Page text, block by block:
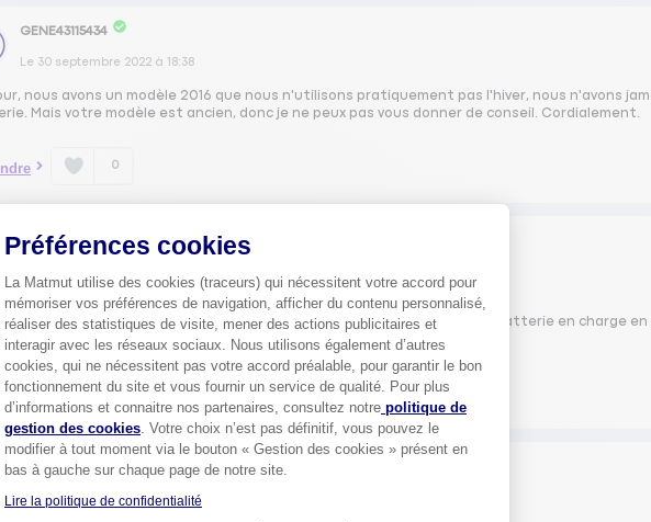
GENE43115434
Le 30 septembre 2022 à 18:38
nous avons un modèle 2016 que nous n'utilisons pratiquement pas l'hiver, nous n'avons
Mais votre modèle est ancien, donc je ne peux pas vous donner de conseil. Cordialement.
0
LIEB64645221
que de couper la batterie il est préférable à mon sens de maintenir la batterie en charge en
pour quelques dizaines d euros
0
CBOU63131516
Le30 septembre 2022à18:35
Préférences cookies
La Matmut utilise des cookies (traceurs) qui nécessitent votre accord pour
mémoriser vos préférences de navigation, afficher du contenu personnalisé,
réaliser des statistiques de visite, mener des actions publicitaires et
interagir avec les réseaux sociaux. Nous utilisons également d’autres
cookies, qui ne nécessitent pas votre accord préalable, pour garantir le bon
fonctionnement du site et vous fournir un service de qualité. Pour plus
d’informations et connaitre nos partenaires, consultez notre politique de
gestion des cookies . Votre choix n’est pas définitif, vous pouvez le
modifier à tout moment via le bouton « Gestion des cookies » présent en
bas à gauche sur chaque page de notre site.
Lire la politique de confidentialité
Axeptio consent